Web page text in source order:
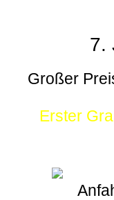
7.
Großer
Erster